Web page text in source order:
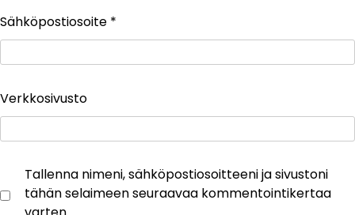
Sähköpostiosoite *
Verkkosivusto
Tallenna nimeni, sähköpostiosoitteeni ja sivustoni
tähän selaimeen seuraavaa kommentointikertaa